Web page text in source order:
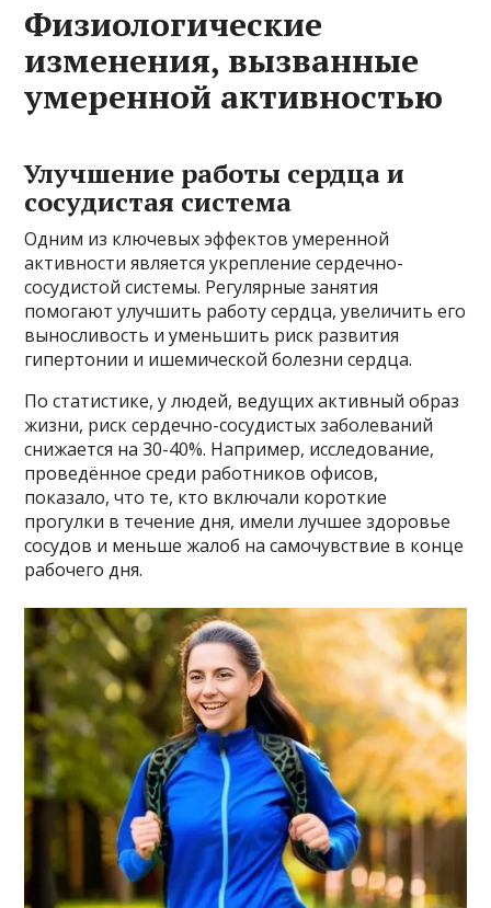
Физиологические
изменения, вызванные
умеренной активностью
Улучшение работы сердца и
сосудистая система
Одним из ключевых эффектов умеренной
активности является укрепление сердечно-
сосудистой системы. Регулярные занятия
помогают улучшить работу сердца, увеличить его
выносливость и уменьшить риск развития
гипертонии и ишемической болезни сердца.
По статистике, у людей, ведущих активный образ
жизни, риск сердечно-сосудистых заболеваний
снижается на 30-40%. Например, исследование,
проведённое среди работников офисов,
показало, что те, кто включали короткие
прогулки в течение дня, имели лучшее здоровье
сосудов и меньше жалоб на самочувствие в конце
рабочего дня.